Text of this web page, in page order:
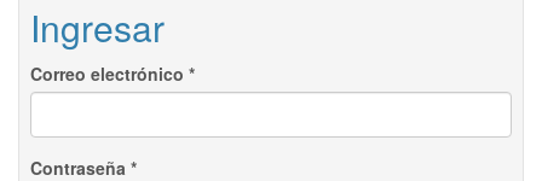
Ingresar
Correo electrónico *
Contraseña *